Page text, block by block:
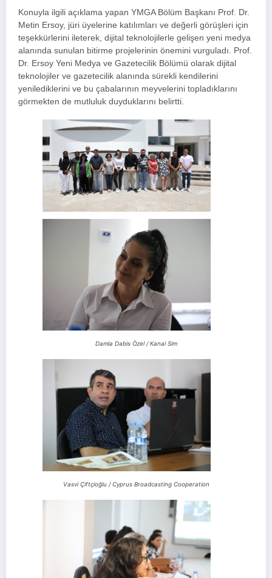
Konuyla ilgili açıklama yapan YMGA Bölüm Başkanı Prof. Dr.
Metin Ersoy, jüri üyelerine katılımları ve değerli görüşleri için
teşekkürlerini ileterek, dijital teknolojilerle gelişen yeni medya
alanında sunulan bitirme projelerinin önemini vurguladı. Prof.
Dr. Ersoy Yeni Medya ve Gazetecilik Bölümü olarak dijital
teknolojiler ve gazetecilik alanında sürekli kendilerini
yenilediklerini ve bu çabalarının meyvelerini topladıklarını
görmekten de mutluluk duyduklarını belirtti.
Damla Dabis Özel / Kanal Sim
Vasvi Çiftçioğlu / Cyprus Broadcasting Cooperation